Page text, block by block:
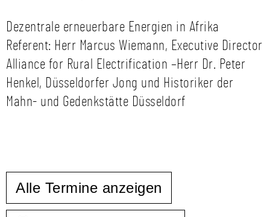
Dezentrale erneuerbare Energien in Afrika
Referent: Herr Marcus Wiemann, Executive Director
Alliance for Rural Electrification –Herr Dr. Peter
Henkel, Düsseldorfer Jong und Historiker der
Mahn- und Gedenkstätte Düsseldorf
Alle Termine anzeigen